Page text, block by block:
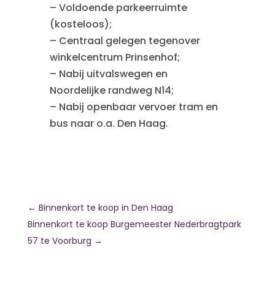
– Voldoende parkeerruimte
(kosteloos);
– Centraal gelegen tegenover
winkelcentrum Prinsenhof;
– Nabij uitvalswegen en
Noordelijke randweg N14;
– Nabij openbaar vervoer tram en
bus naar o.a. Den Haag.
← Binnenkort te koop in Den Haag
Binnenkort te koop Burgemeester Nederbragtpark
57 te Voorburg →